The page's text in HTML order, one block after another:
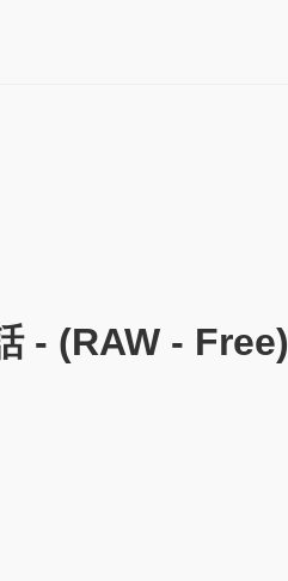
- (RAW - Free)